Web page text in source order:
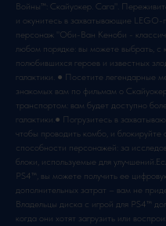
Войны™: Скайуокер. Сага".
и окунитесь в захватывающие
персонаж "Оби-Ван Кеноби -
любом порядке: вы можете выбрать, с
полюбившихся героев и известных
галактики. ● Посетите легендарные
знакомых вам по фильмам о
транспортом: вам будет доступно
галактики.● Погрузитесь в
чтобы проводить комбо, и блокируйте
способности персонажей: за
блоки, используемые для
PS4™, вы можете получить ее
дополнительных затрат – вам не
Владельцы диска с игрой для PS4™
когда они хотят загрузить или